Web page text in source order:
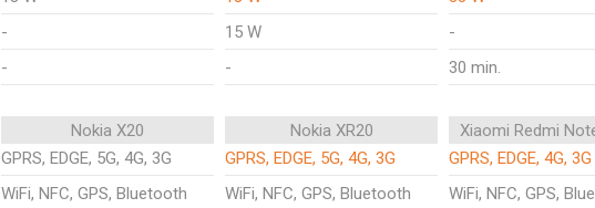
- 15 W
-
- - 30 min.
Nokia X20 Nokia XR20
Xiaomi Redmi
GPRS, EDGE, 5G, 4G, 3G GPRS, EDGE, 5G, 4G, 3G
GPRS, EDGE, 4G, 3G
WiFi, NFC, GPS, Bluetooth WiFi, NFC, GPS, Bluetooth
WiFi, NFC, GPS,